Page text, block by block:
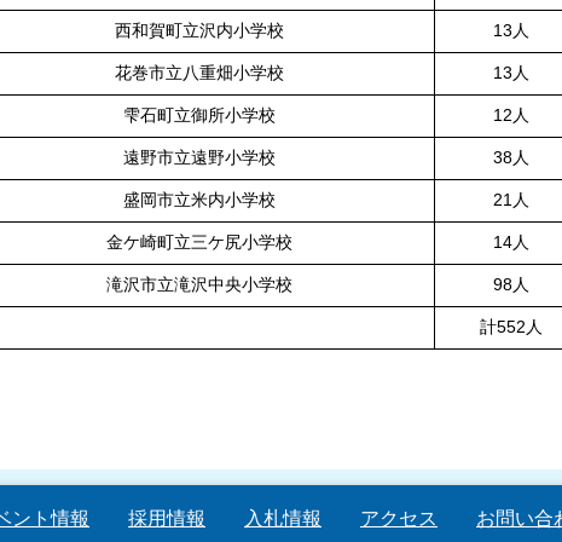
西和賀町立沢内小学校 13人
花巻市立八重畑小学校 13人
雫石町立御所小学校 12人
遠野市立遠野小学校 38人
盛岡市立米内小学校 21人
金ケ崎町立三ケ尻小学校 14人
滝沢市立滝沢中央小学校 98人
計552人
ント情報 採用情報 入札情報 アクセス お問い合